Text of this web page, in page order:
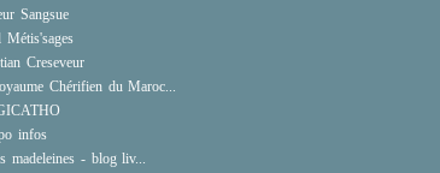
Sangsue
Métis'sages
Creseveur
Chérifien du Maroc...
infos
madeleines - blog liv...